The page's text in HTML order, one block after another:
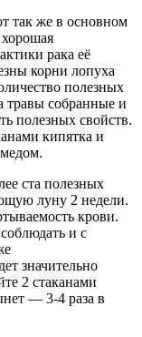
так же в основном
рака её
корни лопуха
полезных
травы собранные и
полезных свойств.
кипятка и
ста полезных
луну 2 недели.
крови.
и с
значительно
2 стаканами
— 3-4 раза в